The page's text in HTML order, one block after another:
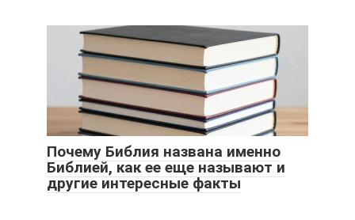
Почему Библия названа именно
Библией, как ее еще называют и
другие интересные факты